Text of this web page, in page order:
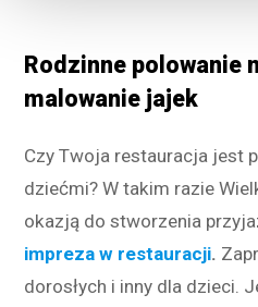
Rodzinne polowanie
malowanie jajek
Czy Twoja restauracja jest
dziećmi? W takim razie
okazją do stworzenia
impreza w restauracji.
dorosłych i inny dla dzieci.